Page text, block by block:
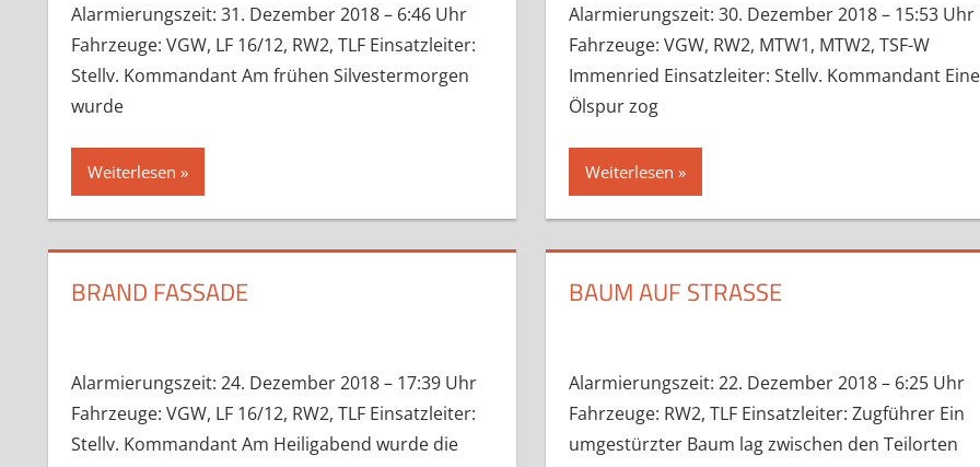
Alarmierungszeit: 31. Dezember 2018 – 6:46 Uhr
Fahrzeuge: VGW, LF 16/12, RW2, TLF Einsatzleiter:
Stellv. Kommandant Am frühen Silvestermorgen
wurde
Weiterlesen
Alarmierungszeit: 30. Dezember 2018 – 15:53 Uhr
Fahrzeuge: VGW, RW2, MTW1, MTW2, TSF-W
Immenried Einsatzleiter: Stellv. Kommandant Eine
Ölspur zog
Weiterlesen
BRAND FASSADE
Alarmierungszeit: 24. Dezember 2018 – 17:39 Uhr
Fahrzeuge: VGW, LF 16/12, RW2, TLF Einsatzleiter:
Stellv. Kommandant Am Heiligabend wurde die
BAUM AUF STRASSE
Alarmierungszeit: 22. Dezember 2018 – 6:25 Uhr
Fahrzeuge: RW2, TLF Einsatzleiter: Zugführer Ein
umgestürzter Baum lag zwischen den Teilorten